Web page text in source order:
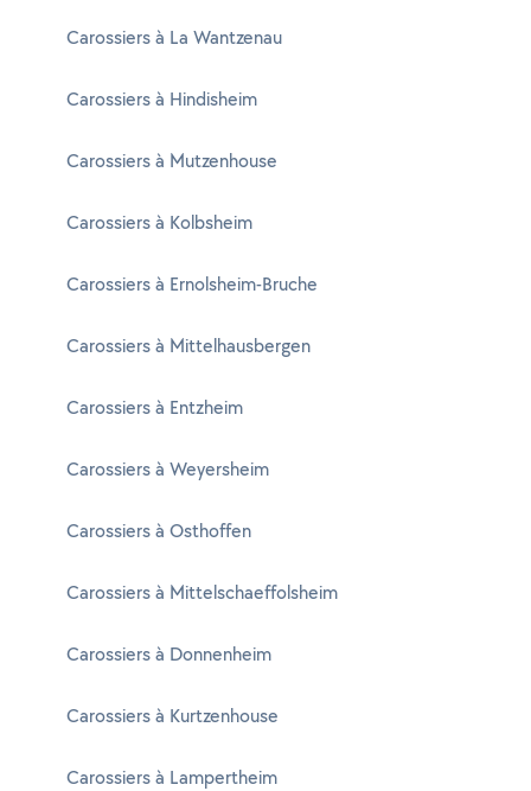
Carossiers à La Wantzenau
Carossiers à Hindisheim
Carossiers à Mutzenhouse
Carossiers à Kolbsheim
Carossiers à Ernolsheim-Bruche
Carossiers à Mittelhausbergen
Carossiers à Entzheim
Carossiers à Weyersheim
Carossiers à Osthoffen
Carossiers à Mittelschaeffolsheim
Carossiers à Donnenheim
Carossiers à Kurtzenhouse
Carossiers à Lampertheim